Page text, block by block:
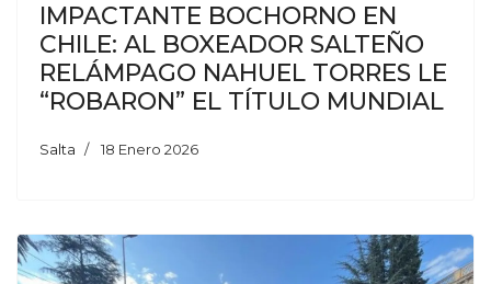
IMPACTANTE BOCHORNO EN
CHILE: AL BOXEADOR SALTEÑO
RELÁMPAGO NAHUEL TORRES LE
“ROBARON” EL TÍTULO MUNDIAL
Salta 18 Enero 2026